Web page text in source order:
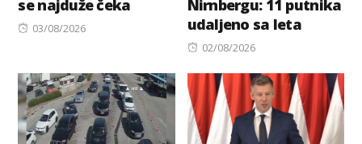
se najduže čeka
Posted
03/08/2026
Nirnbergu: 11 putnika
udaljeno sa leta
Posted
02/08/2026